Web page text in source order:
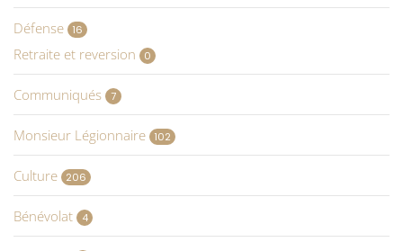
Défense 16
Retraite et reversion 0
Communiqués 7
Monsieur Légionnaire 102
Culture 206
Bénévolat 4